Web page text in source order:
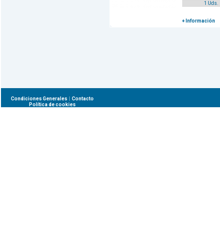
1 Uds.
+ Información
Condiciones Generales| Contacto
Política de cookies